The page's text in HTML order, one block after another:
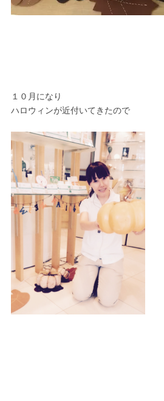
１０月になり
ハロウィンが近付いてきたので